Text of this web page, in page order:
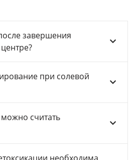
завершения
при солевой
можно считать